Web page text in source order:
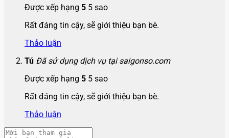
Được xếp hạng 5 5 sao
Rất đáng tin cậy, sẽ giới thiệu bạn bè.
Thảo luận
Tú Đã sử dụng dịch vụ tại saigonso.com
Được xếp hạng 5 5 sao
Rất đáng tin cậy, sẽ giới thiệu bạn bè.
Thảo luận